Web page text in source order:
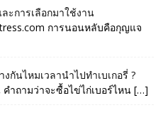
ะการเลือกมาใช้งาน
การนอนหลับคือกุญแจ
กันไหมเวลานำไปทำเบเกอรี่ ?
ถามว่าจะซื้อไข่ไก่เบอร์ไหน […]